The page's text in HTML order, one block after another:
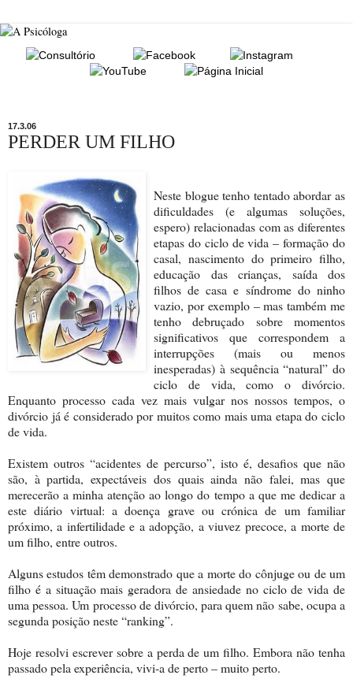
17.3.06
PERDER UM FILHO
Neste blogue tenho tentado abordar as
dificuldades (e algumas soluções,
espero) relacionadas com as diferentes
etapas do ciclo de vida – formação do
casal, nascimento do primeiro filho,
educação das crianças, saída dos
filhos de casa e síndrome do ninho
vazio, por exemplo – mas também me
tenho debruçado sobre momentos
significativos que correspondem a
interrupções (mais ou menos
inesperadas) à sequência “natural” do
ciclo de vida, como o divórcio.
Enquanto processo cada vez mais vulgar nos nossos tempos, o
divórcio já é considerado por muitos como mais uma etapa do ciclo
de vida.
Existem outros “acidentes de percurso”, isto é, desafios que não
são, à partida, expectáveis dos quais ainda não falei, mas que
merecerão a minha atenção ao longo do tempo a que me dedicar a
este diário virtual: a doença grave ou crónica de um familiar
próximo, a infertilidade e a adopção, a viuvez precoce, a morte de
um filho, entre outros.
Alguns estudos têm demonstrado que a morte do cônjuge ou de um
filho é a situação mais geradora de ansiedade no ciclo de vida de
uma pessoa. Um processo de divórcio, para quem não sabe, ocupa a
segunda posição neste “ranking”.
Hoje resolvi escrever sobre a perda de um filho. Embora não tenha
passado pela experiência, vivi-a de perto – muito perto.